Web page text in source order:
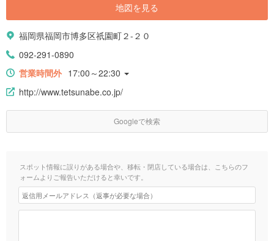
地図を見る
福岡県福岡市博多区祇園町２-２０
092-291-0890
営業時間外 17:00～22:30
http://www.tetsunabe.co.jp/
Googleで検索
スポット情報に誤りがある場合や、移転・閉店している場合は、こちらのフ
ォームよりご報告いただけると幸いです。